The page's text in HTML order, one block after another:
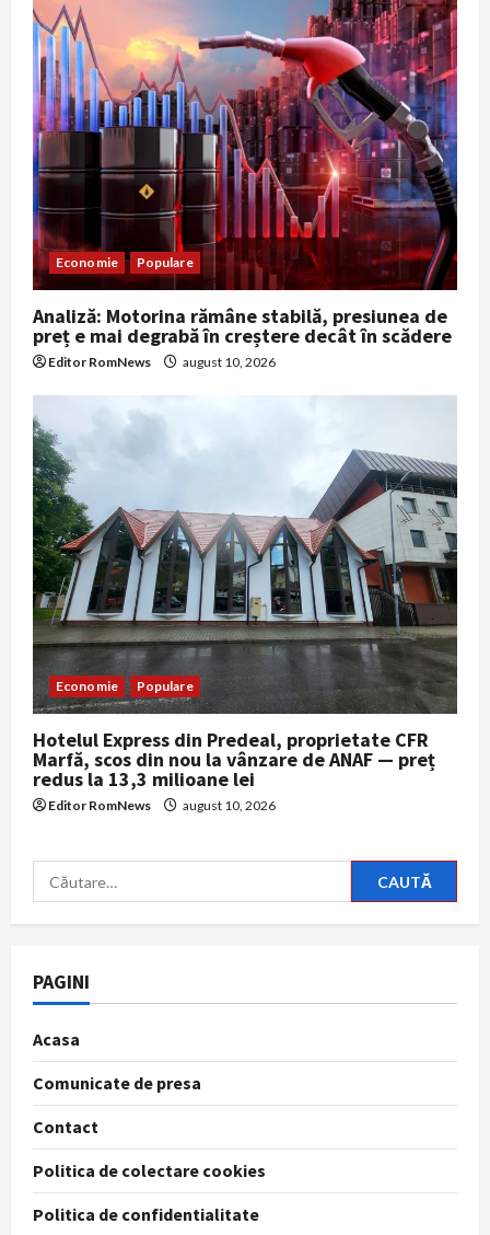
Economie Populare
Analiză: Motorina rămâne stabilă, presiunea de
preț e mai degrabă în creștere decât în scădere
Editor RomNews august 10, 2026
Economie Populare
Hotelul Express din Predeal, proprietate CFR
Marfă, scos din nou la vânzare de ANAF — preț
redus la 13,3 milioane lei
Editor RomNews august 10, 2026
Caută
după:
PAGINI
Acasa
Comunicate de presa
Contact
Politica de colectare cookies
Politica de confidentialitate